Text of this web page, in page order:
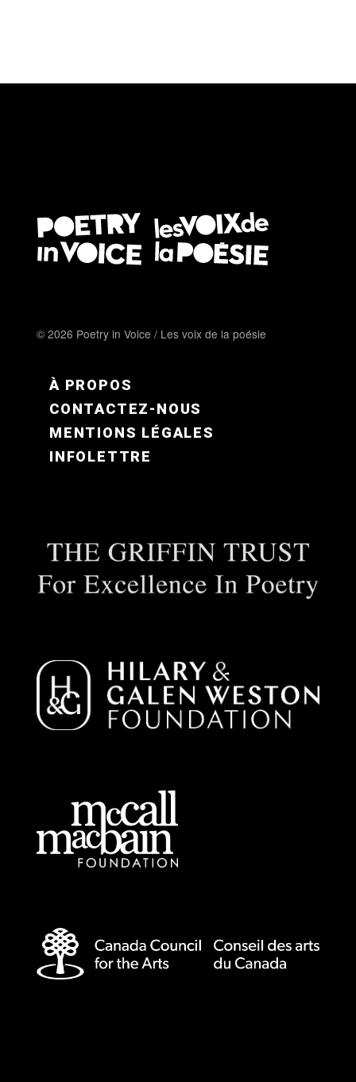
© 2026 Poetry in Voice / Les voix de la poésie
FOOTER MENU FR
À PROPOS
CONTACTEZ-NOUS
MENTIONS LÉGALES
INFOLETTRE